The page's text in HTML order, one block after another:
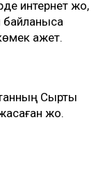
интернет жоқ,
байланыса
қажет.
Сыртқы
жоқ.